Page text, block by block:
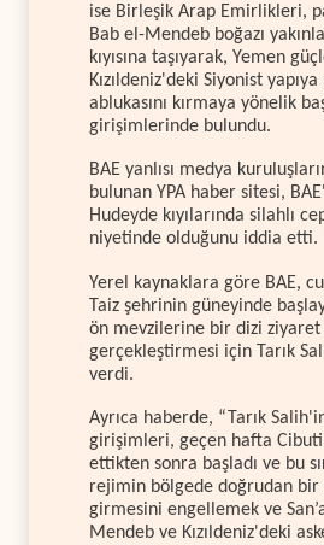
ise Birleşik Arap Emirlikleri,
Bab el-Mendeb boğazı
kıyısına taşıyarak, Yemen
Kızıldeniz'deki Siyonist
ablukasını kırmaya yönelik
girişimlerinde bulundu.
BAE yanlısı medya
bulunan YPA haber sitesi,
Hudeyde kıyılarında silahlı
niyetinde olduğunu iddia etti.
Yerel kaynaklara göre BAE,
Taiz şehrinin güneyinde
ön mevzilerine bir dizi ziyaret
gerçekleştirmesi için Tarık
verdi.
Ayrıca haberde, “Tarık Salih'in
girişimleri, geçen hafta
ettikten sonra başladı ve bu
rejimin bölgede doğrudan bir
girmesini engellemek ve
Mendeb ve Kızıldeniz'deki